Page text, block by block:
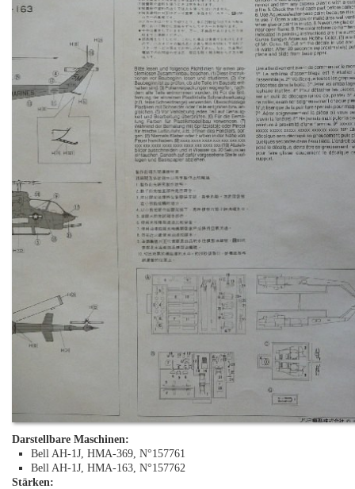
Darstellbare Maschinen:
Bell AH-1J, HMA-369, N°157761
Bell AH-1J, HMA-163, N°157762
Stärken: